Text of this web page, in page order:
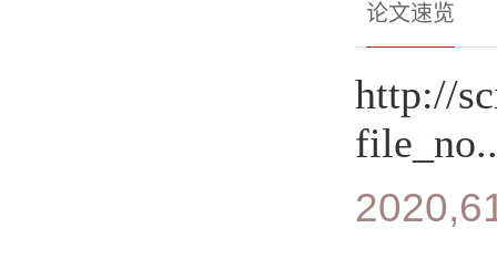
论文速览
http://